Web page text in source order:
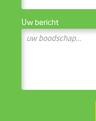
Uw bericht